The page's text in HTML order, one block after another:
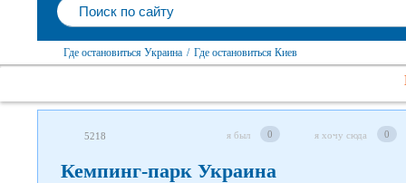
Где остановиться Украина / Где остановиться Киев
5218 я был 0 я хочу сюда 0
Кемпинг-парк Украина